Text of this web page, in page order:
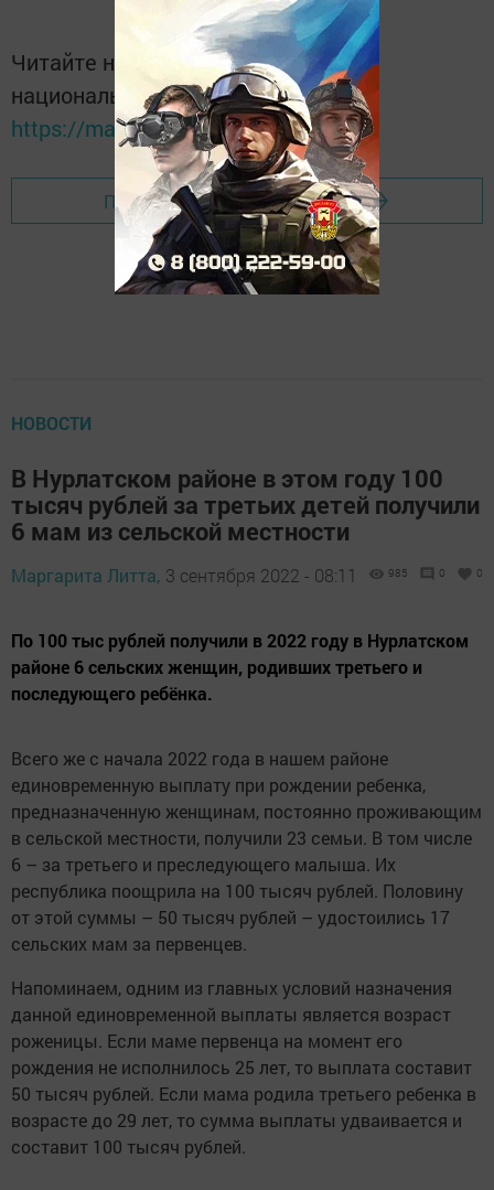
Читайте новости Татарстана в
национальном мессенджере MАХ:
https://max.ru/tatmedia
Перейти на страницу новости
НОВОСТИ
В Нурлатском районе в этом году 100
тысяч рублей за третьих детей получили
6 мам из сельской местности
Маргарита Литта, 3 сентября 2022 - 08:11 985 0 0
По 100 тыс рублей получили в 2022 году в Нурлатском
районе 6 сельских женщин, родивших третьего и
последующего ребёнка.
Всего же с начала 2022 года в нашем районе
единовременную выплату при рождении ребенка,
предназначенную женщинам, постоянно проживающим
в сельской местности, получили 23 семьи. В том числе
6 – за третьего и преследующего малыша. Их
республика поощрила на 100 тысяч рублей. Половину
от этой суммы – 50 тысяч рублей – удостоились 17
сельских мам за первенцев.
Напоминаем, одним из главных условий назначения
данной единовременной выплаты является возраст
роженицы. Если маме первенца на момент его
рождения не исполнилось 25 лет, то выплата составит
50 тысяч рублей. Если мама родила третьего ребенка в
возрасте до 29 лет, то сумма выплаты удваивается и
составит 100 тысяч рублей.